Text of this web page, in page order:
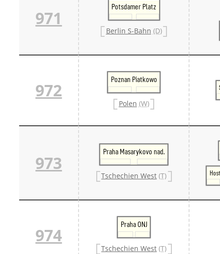
971
Potsdamer Platz
Berlin S-Bahn (D)
972
Poznan Piatkowo
Polen (W)
973
Praha Masarykovo nad.
Tschechien West (T)
974
Praha ONJ
Tschechien West (T)